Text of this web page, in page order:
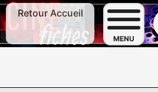
Retour Accueil
MENU